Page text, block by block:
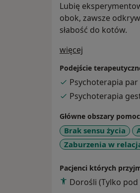
Lubię
obok, zawsze
słabość do kotów.
więcej
Podejście
Psychoterapia par
Psychoterapia
Główne obszary
Brak sensu życia
Zaburzenia w
Pacjenci których
Dorośli (Tylko